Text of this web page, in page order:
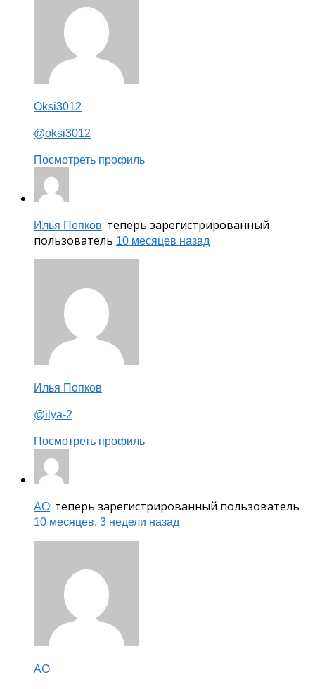
Oksi3012
@oksi3012
Посмотреть профиль
Илья Попков: теперь зарегистрированный
пользователь 10 месяцев назад
Илья Попков
@ilya-2
Посмотреть профиль
AO: теперь зарегистрированный пользователь
10 месяцев, 3 недели назад
AO